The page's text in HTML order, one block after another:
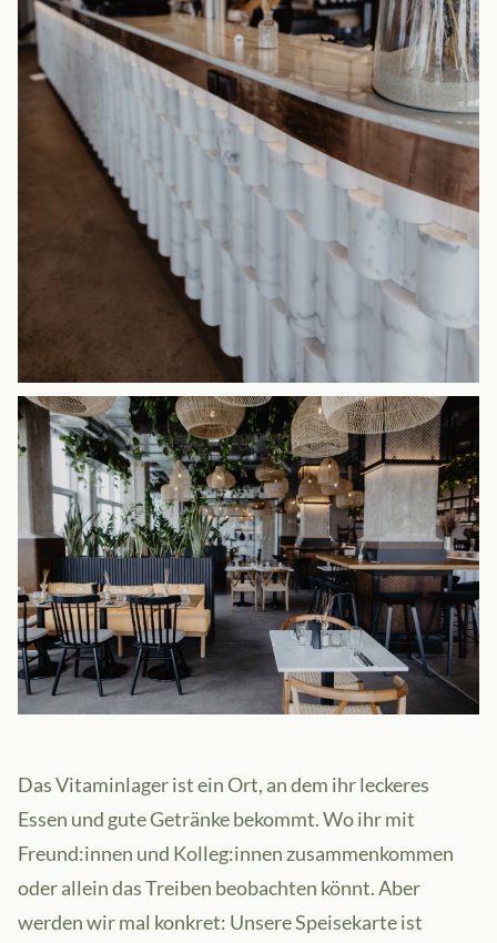
Das Vitaminlager ist ein Ort, an dem ihr leckeres
Essen und gute Getränke bekommt. Wo ihr mit
Freund:innen und Kolleg:innen zusammenkommen
oder allein das Treiben beobachten könnt. Aber
werden wir mal konkret: Unsere Speisekarte ist